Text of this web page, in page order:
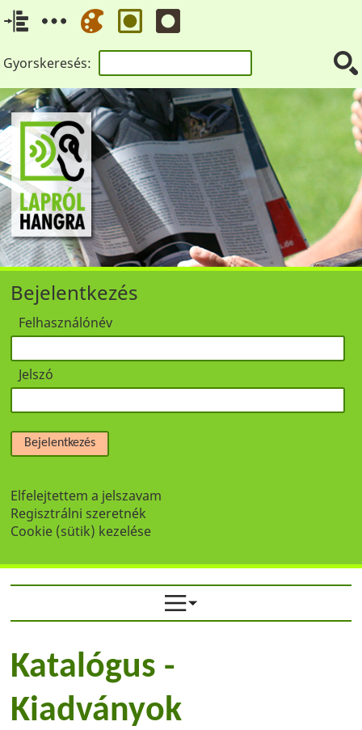
Gyorskeresés:
Bejelentkezés
Felhasználónév
Jelszó
Bejelentkezés
Elfelejtettem a jelszavam
Regisztrálni szeretnék
Cookie (sütik) kezelése
Katalógus -
Kiadványok